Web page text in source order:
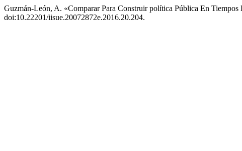
Guzmán-León, A. «Comparar Para Construir política Pública En Tiempos
doi:10.22201/iisue.20072872e.2016.20.204.